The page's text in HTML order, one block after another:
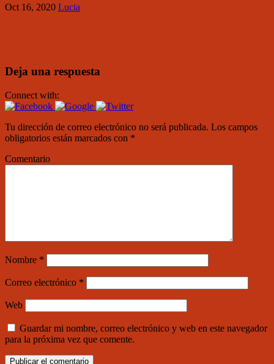
Oct 16, 2020 Lucia
Deja una respuesta
Connect with:
Tu dirección de correo electrónico no será publicada. Los campos
obligatorios están marcados con *
Comentario
Nombre *
Correo electrónico *
Web
Guardar mi nombre, correo electrónico y web en este navegador
para la próxima vez que comente.